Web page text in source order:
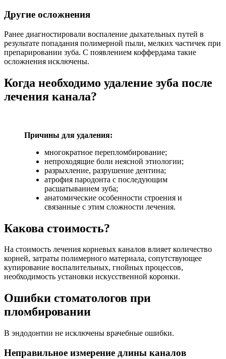
Другие осложнения
Ранее диагностировали воспаление дыхательных путей в
результате попадания полимерной пыли, мелких частичек при
препарировании зуба. С появлением коффердама такие
осложнения исключены.
Когда необходимо удаление зуба после
лечения канала?
Причины для удаления:
многократное перепломбирование;
непроходящие боли неясной этиологии;
разрыхление, разрушение дентина;
атрофия пародонта с последующим
расшатыванием зуба;
анатомические особенности строения и
связанные с этим сложности лечения.
Какова стоимость?
На стоимость лечения корневых каналов влияет количество
корней, затраты полимерного материала, сопутствующее
купирование воспалительных, гнойных процессов,
необходимость установки искусственной коронки.
Ошибки стоматологов при
пломбировании
В эндодонтии не исключены врачебные ошибки.
Неправильное измерение длины каналов